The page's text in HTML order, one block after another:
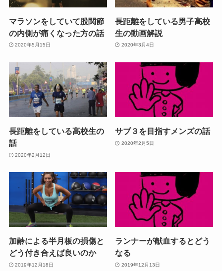
マラソンをしていて股関節
の内側が痛くなった方の話
2020年5月15日
長距離をしている男子高校
生の動画解説
2020年3月4日
長距離をしている高校生の
話
2020年2月12日
サブ３を目指すメンズの話
2020年2月5日
加齢による半月板の損傷と
どう付き合えば良いのか
2019年12月18日
ランナーが献血するとどう
なる
2019年12月13日